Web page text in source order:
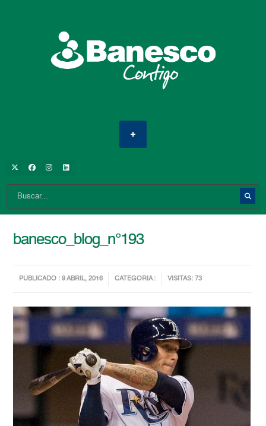
banesco_blog_n°193
PUBLICADO : 9 ABRIL, 2016 CATEGORIA : VISITAS: 73